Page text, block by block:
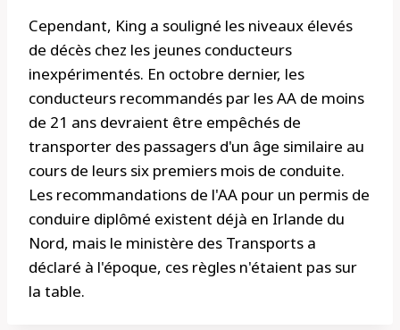
Cependant, King a souligné les niveaux élevés
de décès chez les jeunes conducteurs
inexpérimentés. En octobre dernier, les
conducteurs recommandés par les AA de moins
de 21 ans devraient être empêchés de
transporter des passagers d'un âge similaire au
cours de leurs six premiers mois de conduite.
Les recommandations de l'AA pour un permis de
conduire diplômé existent déjà en Irlande du
Nord, mais le ministère des Transports a
déclaré à l'époque, ces règles n'étaient pas sur
la table.